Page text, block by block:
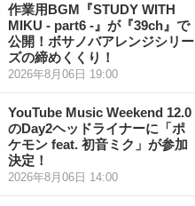
作業用BGM『STUDY WITH
MIKU - part6 -』が『39ch』で
公開！ボサノバアレンジシリー
ズの締めくくり！
2026年8月06日 19:00
YouTube Music Weekend 12.0
のDay2ヘッドライナーに「ポ
ケモン feat. 初音ミク」が参加
決定！
2026年8月06日 14:00